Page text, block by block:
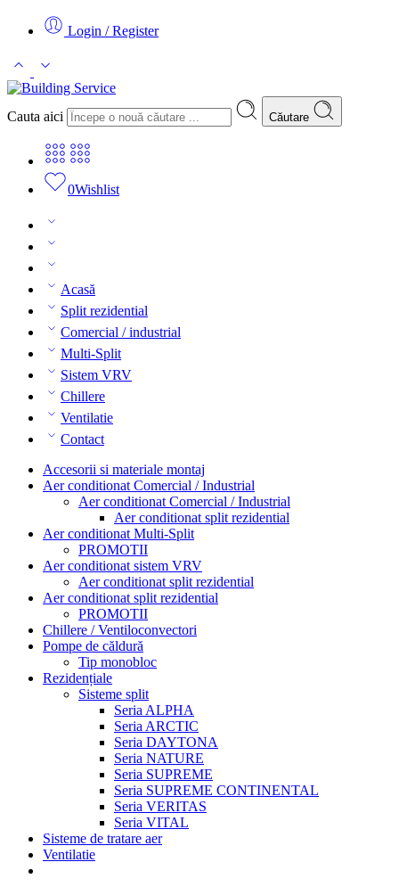
Login / Register
Cauta aici Căutare
0Wishlist
Acasă
Split rezidential
Comercial / industrial
Multi-Split
Sistem VRV
Chillere
Ventilatie
Contact
Accesorii si materiale montaj
Aer conditionat Comercial / Industrial
Aer conditionat Comercial / Industrial
Aer conditionat split rezidential
Aer conditionat Multi-Split
PROMOTII
Aer conditionat sistem VRV
Aer conditionat split rezidential
Aer conditionat split rezidential
PROMOTII
Chillere / Ventiloconvectori
Pompe de căldură
Tip monobloc
Rezidențiale
Sisteme split
Seria ALPHA
Seria ARCTIC
Seria DAYTONA
Seria NATURE
Seria SUPREME
Seria SUPREME CONTINENTAL
Seria VERITAS
Seria VITAL
Sisteme de tratare aer
Ventilatie